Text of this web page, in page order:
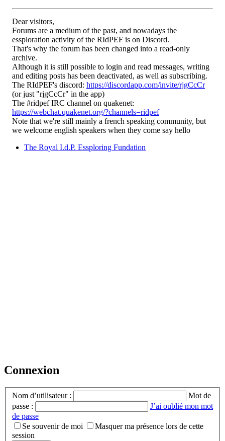
Dear visitors,
Forums are a medium of the past, and nowadays the
essploration activity of the RIdPEF is on Discord.
That's why the forum has been changed into a read-only
archive.
Although it is still possible to login and read messages, writing
and editing posts has been deactivated, as well as subscribing.
The RIdPEF's discord: https://discordapp.com/invite/rjgCcCr
(or just "rjgCcCr" in the app)
The #ridpef IRC channel on quakenet:
https://webchat.quakenet.org/?channels=ridpef
Note that we're still mainly a french speaking community, but
we welcome english speakers when they come say hello
The Royal I.d.P. Essploring Fundation
Connexion
Nom d’utilisateur :
Mot de
passe :
J’ai oublié mon mot
de passe
Se souvenir de moi
Masquer ma présence lors de cette
session